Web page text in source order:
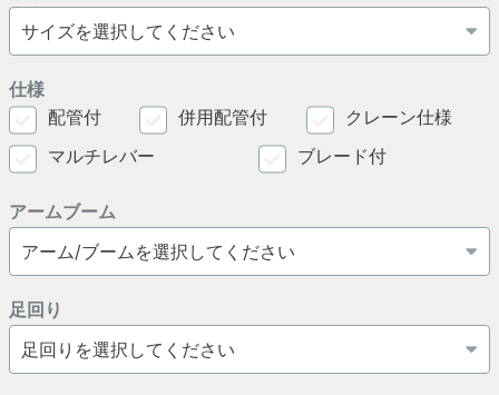
仕様
配管付
併用配管付
クレーン仕様
マルチレバー
ブレード付
アームブーム
足回り